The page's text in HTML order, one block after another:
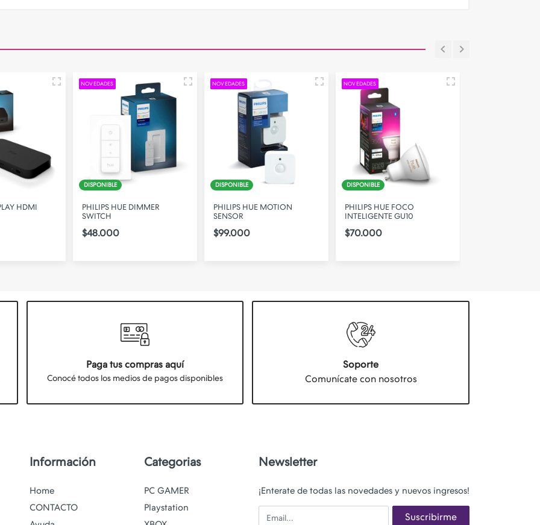
HDMI
NOVEDADES
DISPONIBLE
PHILIPS HUE DIMMER
SWITCH
$48.000
NOVEDADES
DISPONIBLE
PHILIPS HUE MOTION
SENSOR
$99.000
NOVEDADES
DISPONIBLE
PHILIPS HUE FOCO
INTELIGENTE GU10
$70.000
Paga tus compras aquí
Conocé todos los medios de pagos disponibles
Soporte
Comunícate con nosotros
Información
Home
CONTACTO
Categorias
PC GAMER
Playstation
Newsletter
¡Enterate de todas las novedades y nuevos ingresos!
Email Suscribirme